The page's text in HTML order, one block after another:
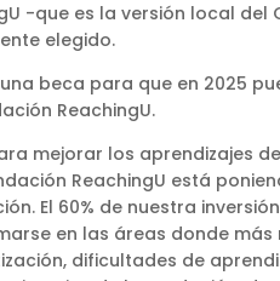
-que es la versión local del
elegido.
beca para que en 2025
ReachingU.
mejorar los aprendizajes
ReachingU está
El 60% de nuestra
en las áreas donde más
dificultades de